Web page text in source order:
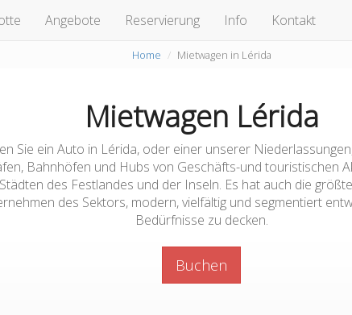
Angebote Reservierung Info Kontakt
Home Mietwagen in Lérida
Mietwagen Lérida
Sie ein Auto in Lérida, oder einer unserer
Bahnhöfen und Hubs von Geschäfts-und touristischen
des Festlandes und der Inseln. Es hat auch die
des Sektors, modern, vielfältig und segmentiert
Bedürfnisse zu decken.
Buchen